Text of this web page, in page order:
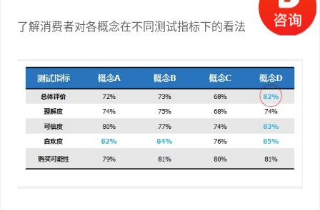
了解消费者对各概念在不同测试指标下的看法